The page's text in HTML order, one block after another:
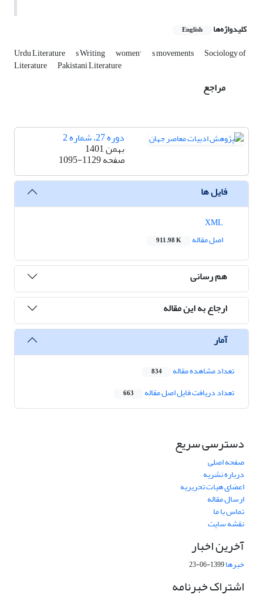
کلیدواژه‌ها English
Urdu Literature s Writing women' s movements Sociology of
Literature Pakistani Literature
مراجع
دوره 27، شماره 2
بهمن 1401
صفحه1095-1129
فایل ها
اصل مقاله
911.98 K
هم رسانی
ارجاع به این مقاله
آمار
تعداد مشاهده مقاله 834
تعداد دریافت فایل اصل مقاله 663
دسترسی سریع
صفحه اصلی
درباره نشریه
اعضای هیات تحریریه
ارسال مقاله
تماس با ما
نقشه سایت
آخرین اخبار
خبرها1399-06-23
اشتراک خبرنامه